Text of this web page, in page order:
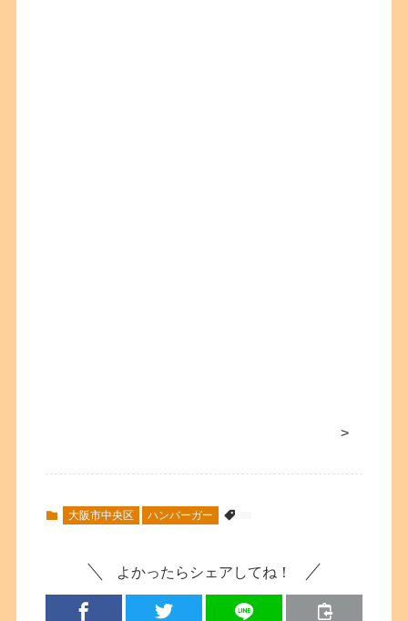
>
大阪市中央区 ハンバーガー
よかったらシェアしてね！